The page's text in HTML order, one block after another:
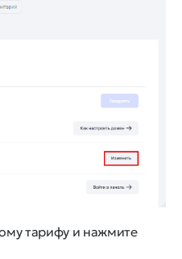
тарифу и нажмите